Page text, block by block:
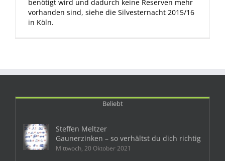
benötigt wird und dadurch keine Reserven mehr
vorhanden sind, siehe die Silvesternacht 2015/16
in Köln.
Beliebt
Steffen Meltzer
Gaunerzinken – so verhältst du dich richtig
Mittwoch, 20 Oktober 2021